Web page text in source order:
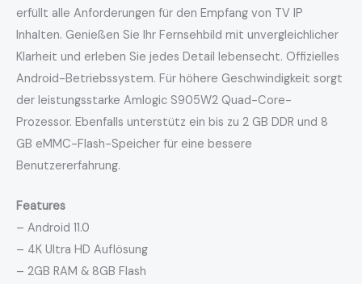
erfüllt alle Anforderungen für den Empfang von TV IP
Inhalten. Genießen Sie Ihr Fernsehbild mit unvergleichlicher
Klarheit und erleben Sie jedes Detail lebensecht. Offizielles
Android-Betriebssystem. Für höhere Geschwindigkeit sorgt
der leistungsstarke Amlogic S905W2 Quad-Core-
Prozessor. Ebenfalls unterstütz ein bis zu 2 GB DDR und 8
GB eMMC-Flash-Speicher für eine bessere
Benutzererfahrung.
Features
– Android 11.0
– 4K Ultra HD Auflösung
– 2GB RAM & 8GB Flash